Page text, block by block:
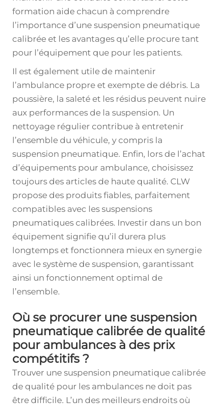
formation aide chacun à comprendre
l’importance d’une suspension pneumatique
calibrée et les avantages qu’elle procure tant
pour l’équipement que pour les patients.
Il est également utile de maintenir
l’ambulance propre et exempte de débris. La
poussière, la saleté et les résidus peuvent nuire
aux performances de la suspension. Un
nettoyage régulier contribue à entretenir
l’ensemble du véhicule, y compris la
suspension pneumatique. Enfin, lors de l’achat
d’équipements pour ambulance, choisissez
toujours des articles de haute qualité. CLW
propose des produits fiables, parfaitement
compatibles avec les suspensions
pneumatiques calibrées. Investir dans un bon
équipement signifie qu’il durera plus
longtemps et fonctionnera mieux en synergie
avec le système de suspension, garantissant
ainsi un fonctionnement optimal de
l’ensemble.
Où se procurer une suspension
pneumatique calibrée de qualité
pour ambulances à des prix
compétitifs ?
Trouver une suspension pneumatique calibrée
de qualité pour les ambulances ne doit pas
être difficile. L’un des meilleurs endroits où